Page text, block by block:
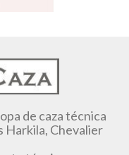
de caza técnica
Harkila, Chevalier